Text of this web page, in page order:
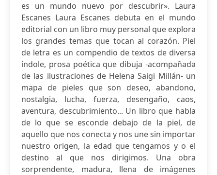
es un mundo nuevo por descubrir». Laura
Escanes Laura Escanes debuta en el mundo
editorial con un libro muy personal que explora
los grandes temas que tocan al corazón. Piel
de letra es un compendio de textos de diversa
índole, prosa poética que dibuja -acompañada
de las ilustraciones de Helena Saigi Millán- un
mapa de pieles que son deseo, abandono,
nostalgia, lucha, fuerza, desengaño, caos,
aventura, descubrimiento... Un libro que habla
de lo que se esconde debajo de la piel, de
aquello que nos conecta y nos une sin importar
nuestro origen, la edad que tengamos y o el
destino al que nos dirigimos. Una obra
sorprendente, madura, llena de imágenes